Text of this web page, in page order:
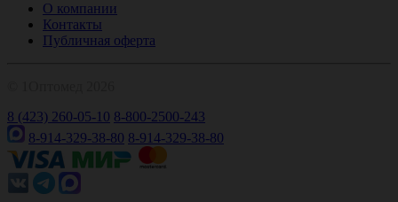
О компании
Контакты
Публичная оферта
8 (423) 260-05-10 8-800-2500-243
8-914-329-38-80 8-914-329-38-80